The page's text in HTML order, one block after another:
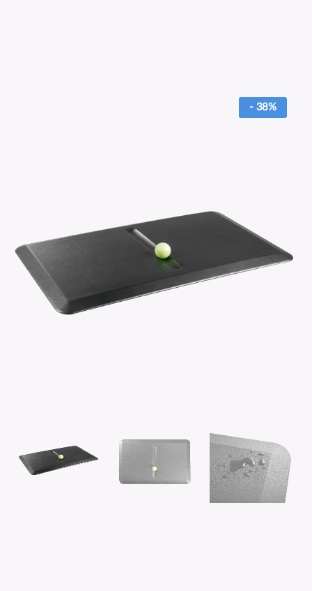
- 38%